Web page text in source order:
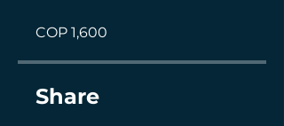
COP 1,600
Share